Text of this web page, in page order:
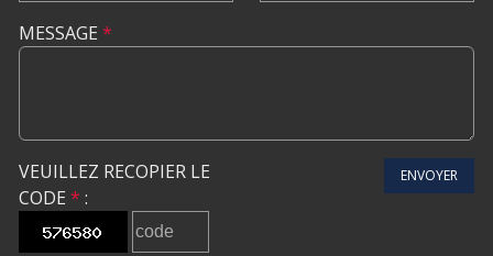
MESSAGE *
VEUILLEZ RECOPIER LE
CODE * :
ENVOYER